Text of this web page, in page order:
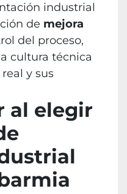
industrial
de mejora
del proceso,
cultura técnica
y sus
al elegir